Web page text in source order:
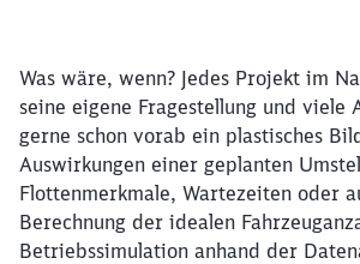
Was wäre, wenn? Jedes Projekt im
seine eigene Fragestellung und viele
gerne schon vorab ein plastisches
Auswirkungen einer geplanten
Flottenmerkmale, Wartezeiten oder
Berechnung der idealen
Betriebssimulation anhand der